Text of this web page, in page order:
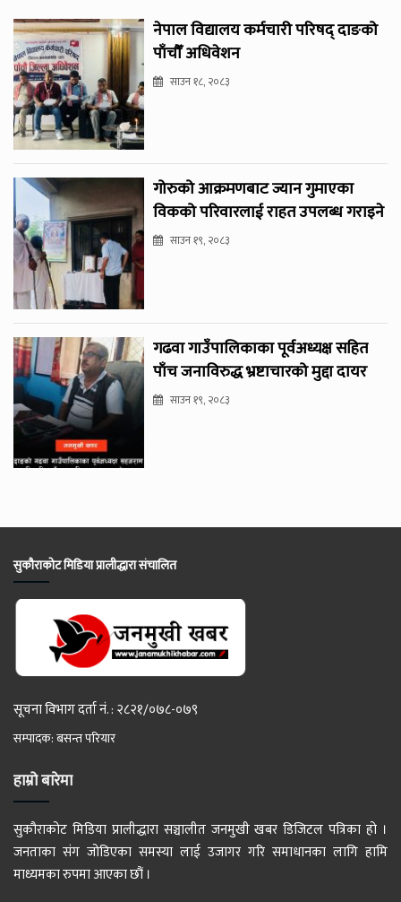
नेपाल विद्यालय कर्मचारी परिषद् दाङको
पाँचौँ अधिवेशन
साउन १८, २०८३
गोरुको आक्रमणबाट ज्यान गुमाएका
विकको परिवारलाई राहत उपलब्ध गराइने
साउन १९, २०८३
गढवा गाउँपालिकाका पूर्वअध्यक्ष सहित
पाँच जनाविरुद्ध भ्रष्टाचारको मुद्दा दायर
साउन १९, २०८३
सुकौराकोट मिडिया प्रालीद्धारा संचालित
सूचना विभाग दर्ता नं. : २८२१/०७८-०७९
सम्पादक: बसन्त परियार
हाम्रो बारेमा
सुकौराकोट मिडिया प्रालीद्धारा सञ्चालीत जनमुखी खबर डिजिटल पत्रिका हो ।
जनताका संग जोडिएका समस्या लाई उजागर गरि समाधानका लागि हामि
माध्यमका रुपमा आएका छौं ।